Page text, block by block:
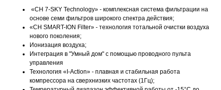
«CH 7-SKY Technology» - комплексная система фильтрации на
основе семи фильтров широкого спектра действия;
«CH SMART-ION Filter» - технология тотальной очистки воздуха
нового поколения;
Ионизация воздуха;
Интеграция в "Умный дом" с помощью проводного пульта
управления
Технология «I-Action» - плавная и стабильная работа
компрессора на сверхнизких частотах (1Гц);